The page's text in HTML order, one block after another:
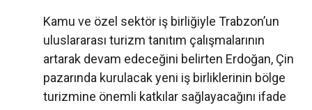
Kamu ve özel sektör iş birliğiyle Trabzon’un
uluslararası turizm tanıtım çalışmalarının
artarak devam edeceğini belirten Erdoğan, Çin
pazarında kurulacak yeni iş birliklerinin bölge
turizmine önemli katkılar sağlayacağını ifade